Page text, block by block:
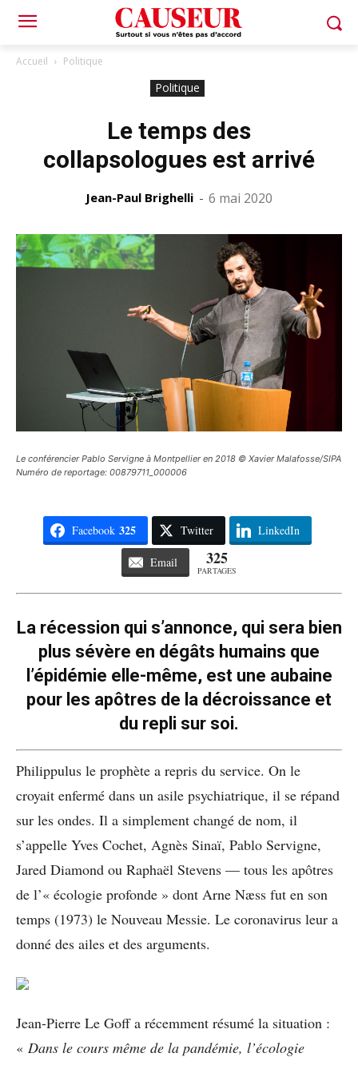
Accueil Politique
Politique
Le temps des
collapsologues est arrivé
Jean-Paul Brighelli - 6 mai 2020
Le conférencier Pablo Servigne à Montpellier en 2018 © Xavier Malafosse/SIPA
Numéro de reportage: 00879711_000006
Facebook 325 Twitter LinkedIn
Email 325
PARTAGES
La récession qui s’annonce, qui sera bien
plus sévère en dégâts humains que
l’épidémie elle-même, est une aubaine
pour les apôtres de la décroissance et
du repli sur soi.
Philippulus le prophète a repris du service. On le
croyait enfermé dans un asile psychiatrique, il se répand
sur les ondes. Il a simplement changé de nom, il
s’appelle Yves Cochet, Agnès Sinaï, Pablo Servigne,
Jared Diamond ou Raphaël Stevens — tous les apôtres
de l’« écologie profonde » dont Arne Næss fut en son
temps (1973) le Nouveau Messie. Le coronavirus leur a
donné des ailes et des arguments.
Jean-Pierre Le Goff a récemment résumé la situation :
« Dans le cours même de la pandémie, l’écologie